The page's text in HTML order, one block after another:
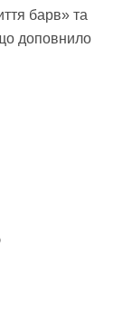
барв» та
доповнило